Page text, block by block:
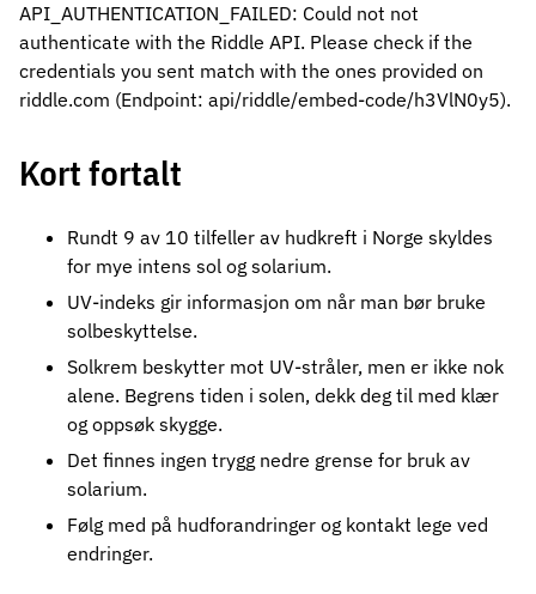
API_AUTHENTICATION_FAILED: Could not not
authenticate with the Riddle API. Please check if the
credentials you sent match with the ones provided on
riddle.com (Endpoint: api/riddle/embed-code/h3VlN0y5).
Kort fortalt
Rundt 9 av 10 tilfeller av hudkreft i Norge skyldes
for mye intens sol og solarium.
UV-indeks gir informasjon om når man bør bruke
solbeskyttelse.
Solkrem beskytter mot UV-stråler, men er ikke nok
alene. Begrens tiden i solen, dekk deg til med klær
og oppsøk skygge.
Det finnes ingen trygg nedre grense for bruk av
solarium.
Følg med på hudforandringer og kontakt lege ved
endringer.